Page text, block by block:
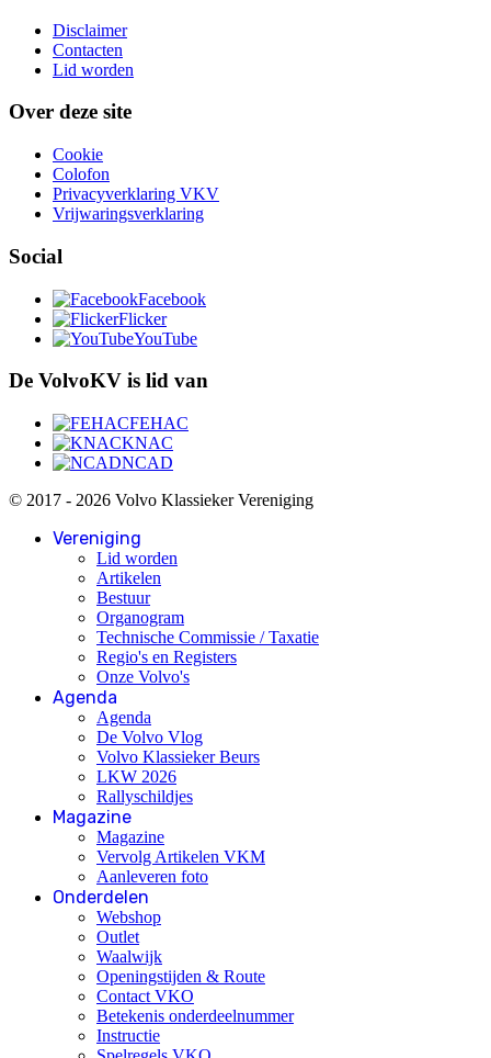
Disclaimer
Contacten
Lid worden
Over deze site
Cookie
Colofon
Privacyverklaring VKV
Vrijwaringsverklaring
Social
Facebook
Flicker
YouTube
De VolvoKV is lid van
FEHAC
KNAC
NCAD
© 2017 - 2026 Volvo Klassieker Vereniging
Vereniging
Lid worden
Artikelen
Bestuur
Organogram
Technische Commissie / Taxatie
Regio's en Registers
Onze Volvo's
Agenda
Agenda
De Volvo Vlog
Volvo Klassieker Beurs
LKW 2026
Rallyschildjes
Magazine
Magazine
Vervolg Artikelen VKM
Aanleveren foto
Onderdelen
Webshop
Outlet
Waalwijk
Openingstijden & Route
Contact VKO
Betekenis onderdeelnummer
Instructie